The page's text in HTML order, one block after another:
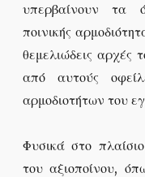
υπερβαίνουν τα
ποινικής
θεμελιώδεις αρχές
από αυτούς
αρμοδιοτήτων του
Φυσικά στο
του αξιοποίνου,